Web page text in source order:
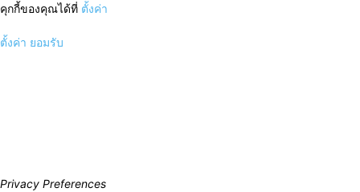
คุกกี้ของคุณได้ที่ ตั้งค่า
ตั้งค่า ยอมรับ
Privacy Preferences